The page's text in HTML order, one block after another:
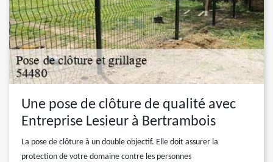
Une pose de clôture de qualité avec
Entreprise Lesieur à Bertrambois
La pose de clôture à un double objectif. Elle doit assurer la
protection de votre domaine contre les personnes